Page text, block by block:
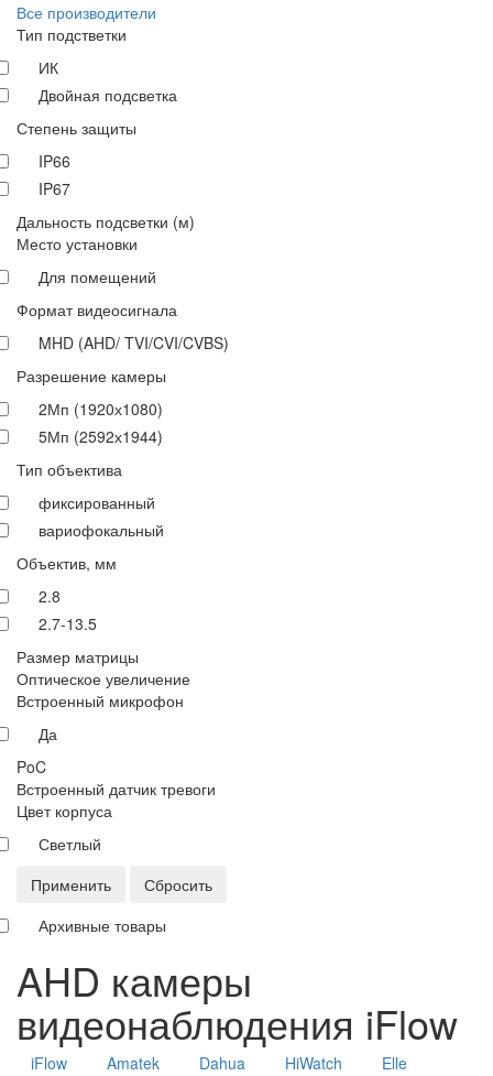
Все производители
Тип подстветки
ИК
Двойная подсветка
Степень защиты
IP66
IP67
Дальность подсветки (м)
Место установки
Для помещений
Формат видеосигнала
MHD (AHD/ TVI/CVI/CVBS)
Разрешение камеры
2Мп (1920х1080)
5Мп (2592х1944)
Тип объектива
фиксированный
вариофокальный
Объектив, мм
2.8
2.7-13.5
Размер матрицы
Оптическое увеличение
Встроенный микрофон
Да
PoC
Встроенный датчик тревоги
Цвет корпуса
Светлый
Применить
Сбросить
Архивные товары
AHD камеры
видеонаблюдения iFlow
iFlow Amatek Dahua HiWatch Elle